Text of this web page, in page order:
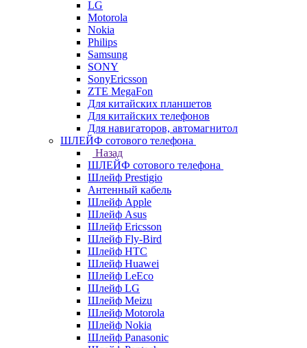
LG
Motorola
Nokia
Philips
Samsung
SONY
SonyEricsson
ZTE MegaFon
Для китайских планшетов
Для китайских телефонов
Для навигаторов, автомагнитол
ШЛЕЙФ сотового телефона
Назад
ШЛЕЙФ сотового телефона
Шлейф Prestigio
Антенный кабель
Шлейф Apple
Шлейф Asus
Шлейф Ericsson
Шлейф Fly-Bird
Шлейф HTC
Шлейф Huawei
Шлейф LeEco
Шлейф LG
Шлейф Meizu
Шлейф Motorola
Шлейф Nokia
Шлейф Panasonic